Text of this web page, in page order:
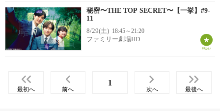
秘密〜THE TOP SECRET〜【一挙】#9-
11
8/29(土) 18:45～21:20
ファミリー劇場HD
最初へ 前へ
1
次へ 最後へ